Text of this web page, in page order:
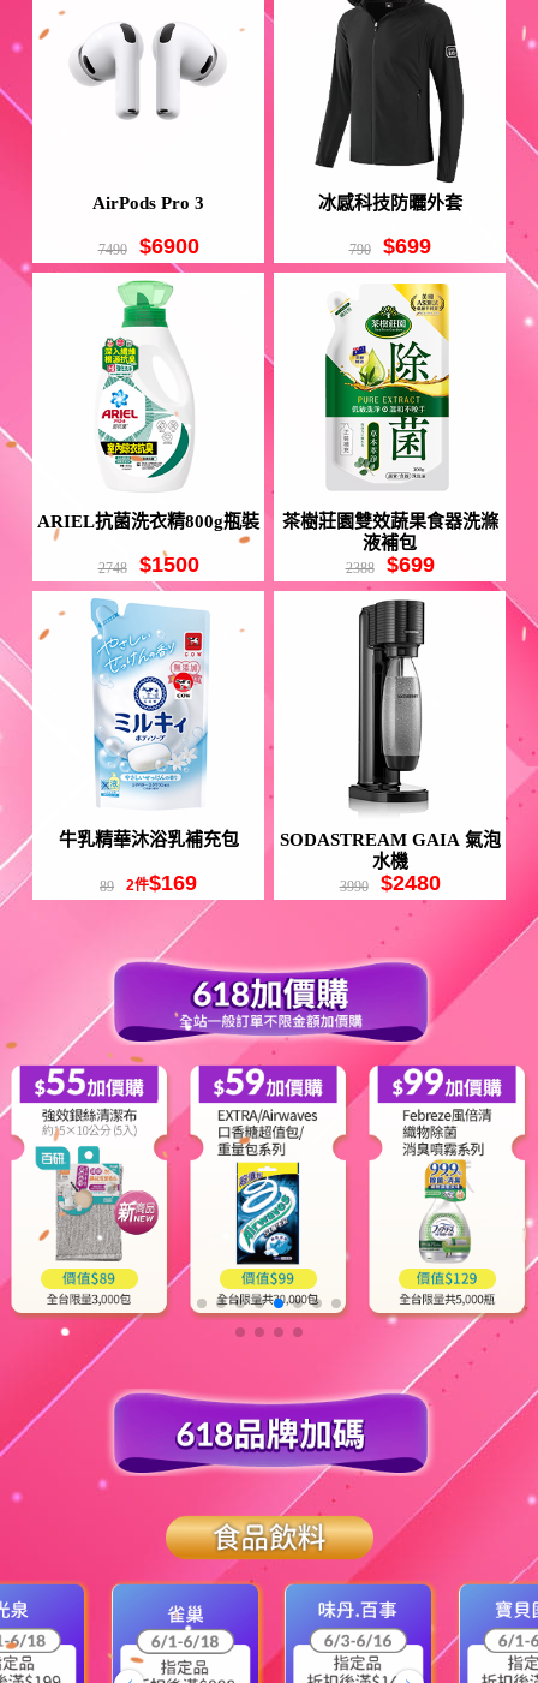
AirPods Pro 3
7490 $6900
冰感科技防曬外套
790 $699
ARIEL抗菌洗衣精800g瓶裝
2748 $1500
茶樹莊園雙效蔬果食器洗滌
液補包
2388 $699
牛乳精華沐浴乳補充包
89 2件$169
SODASTREAM GAIA 氣泡
水機
3990 $2480